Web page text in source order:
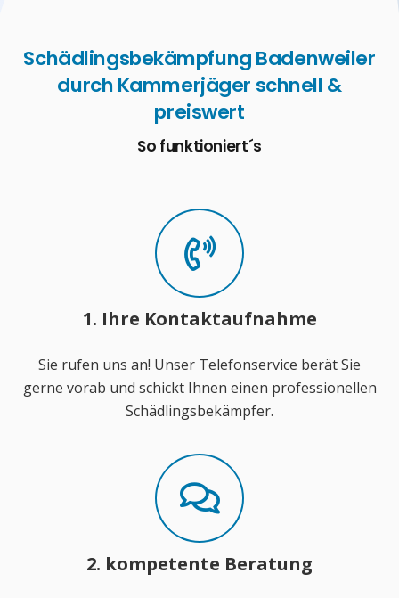
Schädlingsbekämpfung Badenweiler
durch Kammerjäger schnell &
preiswert
So funktioniert´s
1. Ihre Kontaktaufnahme
Sie rufen uns an! Unser Telefonservice berät Sie
gerne vorab und schickt Ihnen einen professionellen
Schädlingsbekämpfer.
2. kompetente Beratung